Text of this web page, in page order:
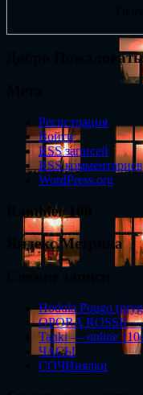
Добро
Регистрация
Войти
RSSзаписей
RSSкомментариев
WordPress.org
Rambler 100
Яндекс.Метрика
Hodula Pougo
OPORA ROSSII —
Tanki — online
ЧАСЫ
СОЧИнялки